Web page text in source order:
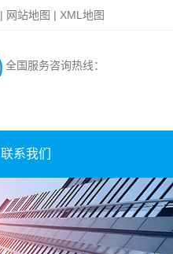
| 网站地图 | XML地图
全国服务咨询热线：
联系我们